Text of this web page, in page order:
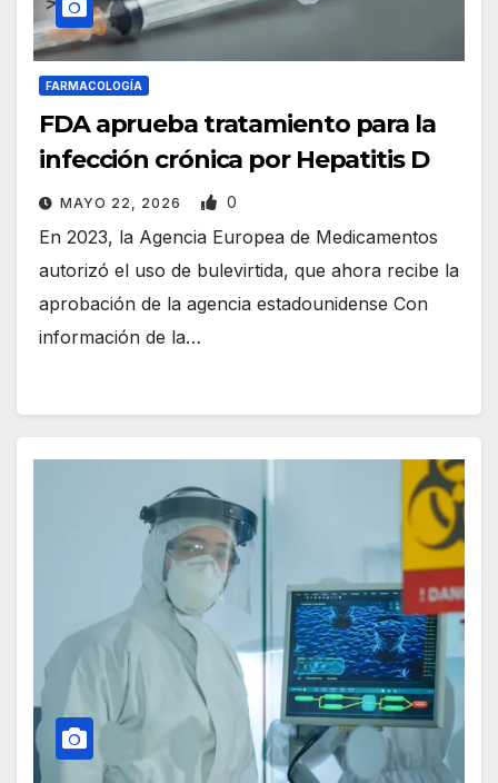
FARMACOLOGÍA
FDA aprueba tratamiento para la
infección crónica por Hepatitis D
MAYO 22, 2026 0
En 2023, la Agencia Europea de Medicamentos
autorizó el uso de bulevirtida, que ahora recibe la
aprobación de la agencia estadounidense Con
información de la…